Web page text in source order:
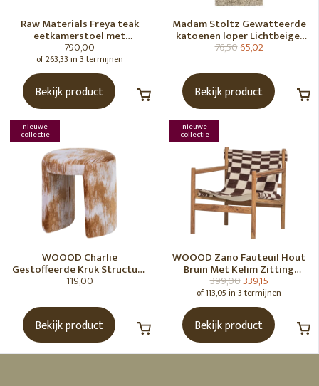
Raw Materials Freya teak
eetkamerstoel met
armleuning - Zwart (set of 2)
790,00
of 263,33 in 3 termijnen
Bekijk product
Madam Stoltz Gewatteerde
katoenen loper Lichtbeige,
gebroken wit, grijs, groen
76,5065,02
Bekijk product
nieuwe
collectie
WOOOD Charlie
Gestoffeerde Kruk Structuur
Stof Karamelbruin [Fsc]
119,00
Bekijk product
nieuwe
collectie
WOOOD Zano Fauteuil Hout
Bruin Met Kelim Zitting
Naturel
399,00339,15
of 113,05 in 3 termijnen
Bekijk product